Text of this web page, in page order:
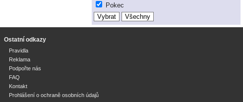
Pokec
Ostatní odkazy
Pravidla
Reklama
Podpořte nás
FAQ
Kontakt
Prohlášení o ochraně osobních údajů